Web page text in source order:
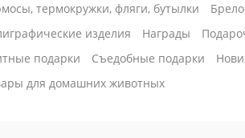
термокружки, фляги, бутылки
изделия
Награды
подарки
Cъедобные подарки
для домашних животных